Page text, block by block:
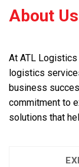
About Us
At ATL
logistics
business
commitment to
solutions that